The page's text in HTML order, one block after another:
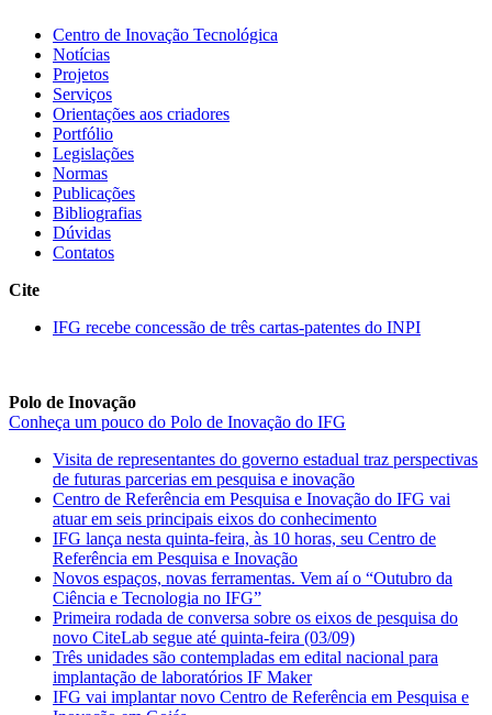
Centro de Inovação Tecnológica
Notícias
Projetos
Serviços
Orientações aos criadores
Portfólio
Legislações
Normas
Publicações
Bibliografias
Dúvidas
Contatos
Cite
IFG recebe concessão de três cartas-patentes do INPI
Polo de Inovação
Conheça um pouco do Polo de Inovação do IFG
Visita de representantes do governo estadual traz perspectivas
de futuras parcerias em pesquisa e inovação
Centro de Referência em Pesquisa e Inovação do IFG vai
atuar em seis principais eixos do conhecimento
IFG lança nesta quinta-feira, às 10 horas, seu Centro de
Referência em Pesquisa e Inovação
Novos espaços, novas ferramentas. Vem aí o “Outubro da
Ciência e Tecnologia no IFG”
Primeira rodada de conversa sobre os eixos de pesquisa do
novo CiteLab segue até quinta-feira (03/09)
Três unidades são contempladas em edital nacional para
implantação de laboratórios IF Maker
IFG vai implantar novo Centro de Referência em Pesquisa e